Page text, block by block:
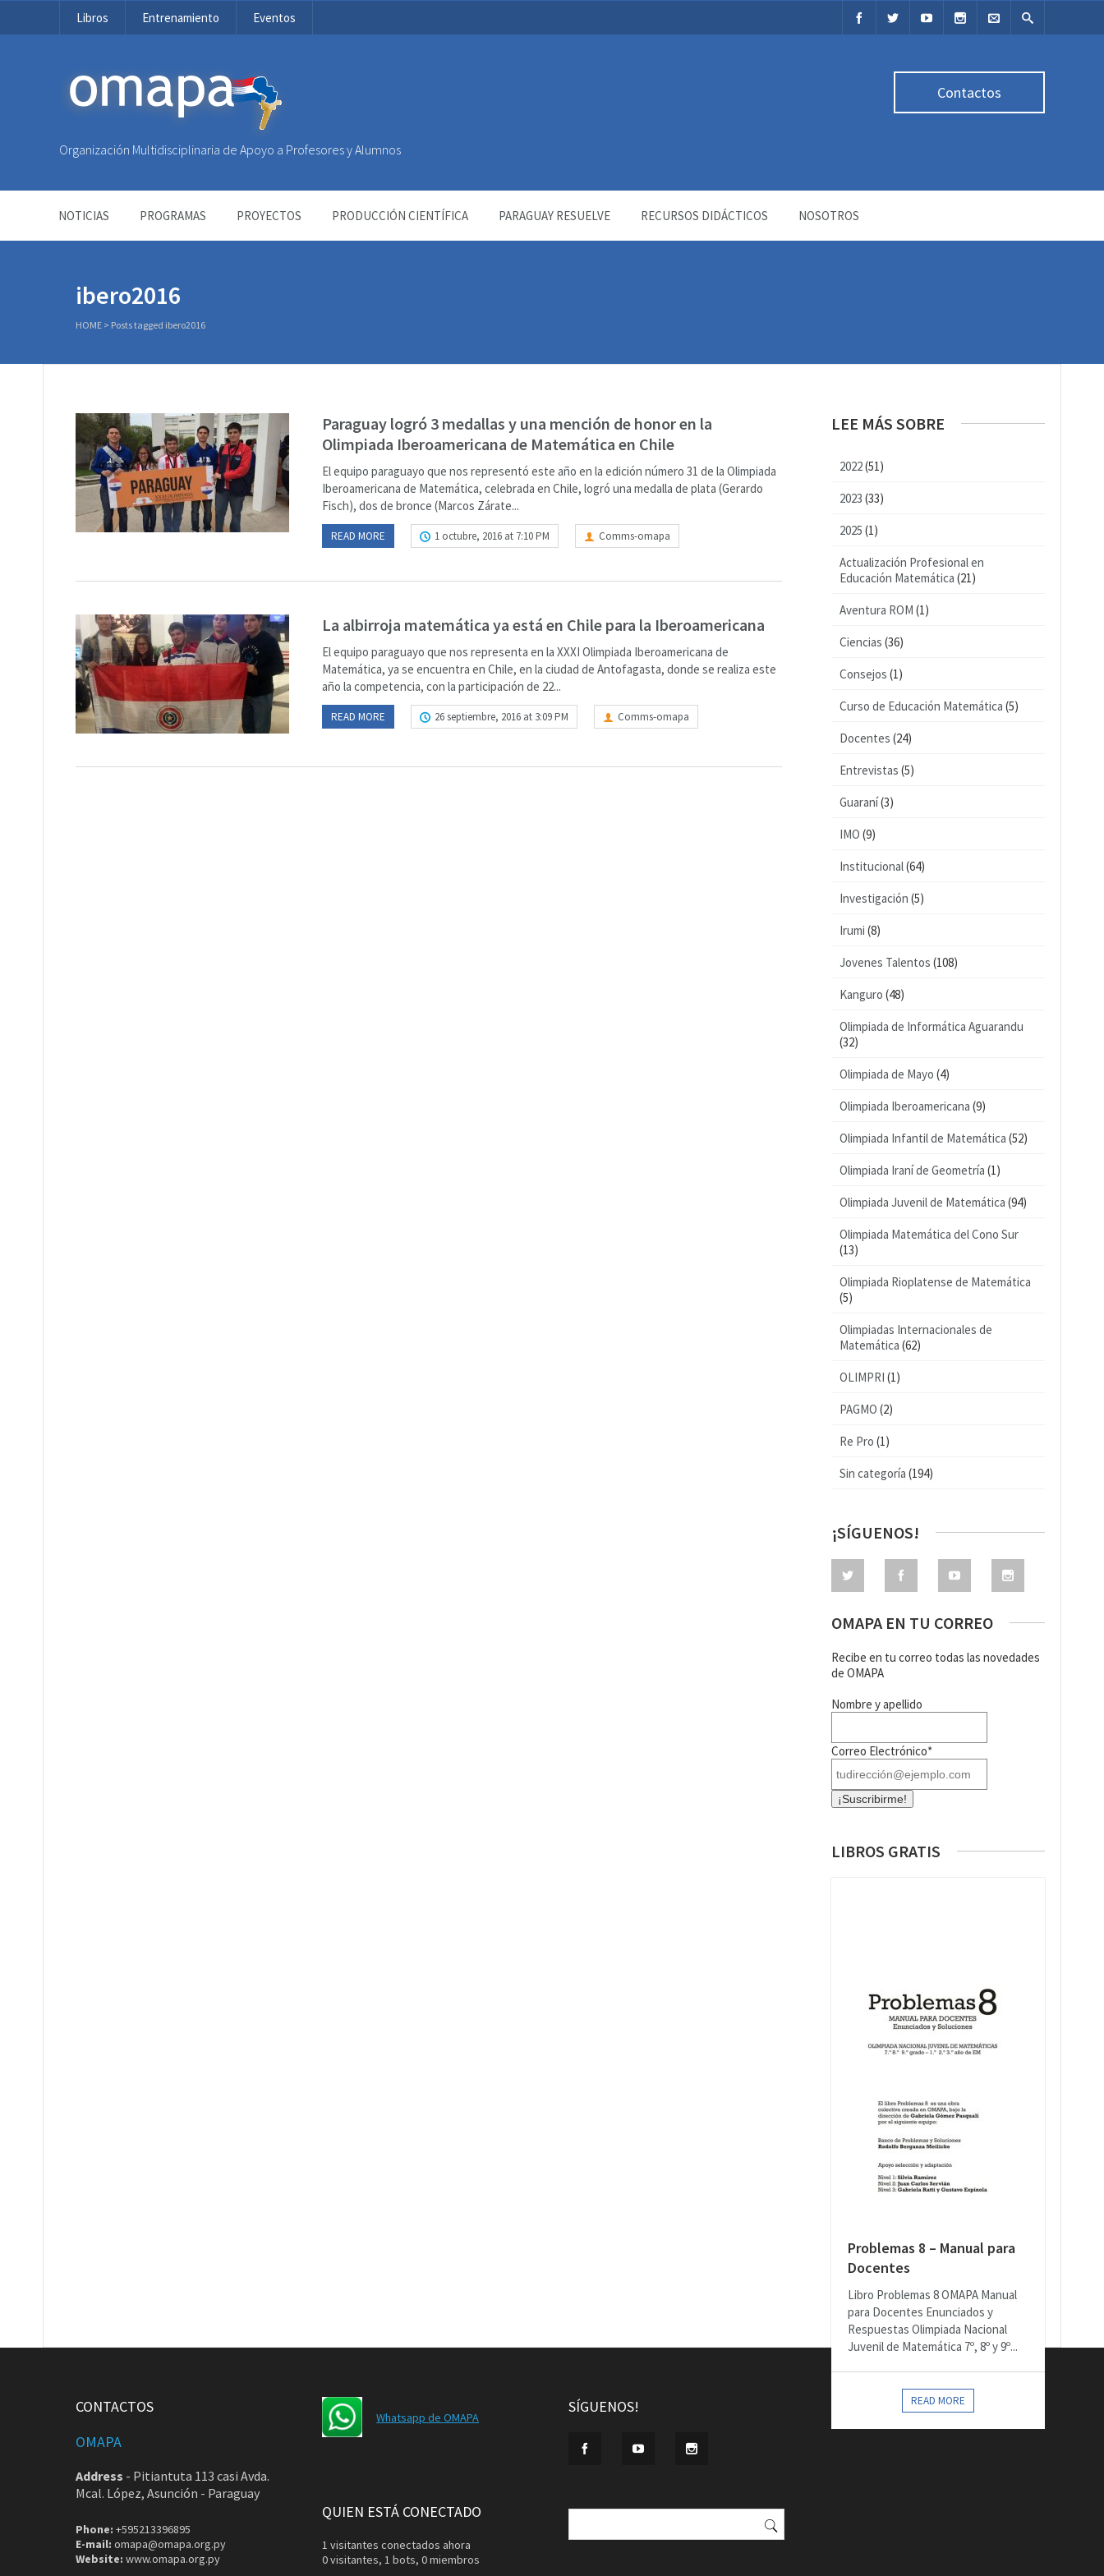
Libros Entrenamiento Eventos
OMAPA
Organización Multidisciplinaria de Apoyo a Profesores y Alumnos
Contactos
NOTICIAS PROGRAMAS PROYECTOS PRODUCCIÓN CIENTÍFICA PARAGUAY RESUELVE RECURSOS DIDÁCTICOS NOSOTROS
ibero2016
HOME > Posts tagged ibero2016
Paraguay logró 3 medallas y una mención de honor en la
Olimpiada Iberoamericana de Matemática en Chile
El equipo paraguayo que nos representó este año en la edición número 31 de la Olimpiada
Iberoamericana de Matemática, celebrada en Chile, logró una medalla de plata (Gerardo
Fisch), dos de bronce (Marcos Zárate...
READ MORE 1 octubre, 2016 at 7:10 PM Comms-omapa
La albirroja matemática ya está en Chile para la Iberoamericana
El equipo paraguayo que nos representa en la XXXI Olimpiada Iberoamericana de
Matemática, ya se encuentra en Chile, en la ciudad de Antofagasta, donde se realiza este
año la competencia, con la participación de 22...
READ MORE 26 septiembre, 2016 at 3:09 PM Comms-omapa
LEE MÁS SOBRE
2022(51)
2023 (33)
2025 (1)
Actualización Profesional en
Educación Matemática (21)
Aventura ROM (1)
Ciencias (36)
Consejos (1)
Curso de Educación Matemática (5)
Docentes (24)
Entrevistas (5)
Guaraní(3)
IMO (9)
Institucional(64)
Investigación (5)
Irumi (8)
Jovenes Talentos (108)
Kanguro (48)
Olimpiada de Informática Aguarandu
(32)
Olimpiada de Mayo (4)
Olimpiada Iberoamericana (9)
Olimpiada Infantil de Matemática (52)
Olimpiada Iraní de Geometría (1)
Olimpiada Juvenil de Matemática (94)
Olimpiada Matemática del Cono Sur
(13)
Olimpiada Rioplatense de Matemática
(5)
Olimpiadas Internacionales de
Matemática (62)
OLIMPRI (1)
PAGMO (2)
Re Pro (1)
Sin categoría (194)
¡SÍGUENOS!
OMAPA EN TU CORREO
Recibe en tu correo todas las novedades
de OMAPA
Nombre y apellido
Correo Electrónico*
LIBROS GRATIS
Problemas 8 – Manual para
Docentes
Libro Problemas 8 OMAPA Manual
para Docentes Enunciados y
Respuestas Olimpiada Nacional
Juvenil de Matemática 7º, 8º y 9º...
READ MORE
CONTACTOS
OMAPA
Address - Pitiantuta 113 casi Avda.
Mcal. López, Asunción - Paraguay
Phone: +595213396895
E-mail: omapa@omapa.org.py
Website: www.omapa.org.py
Whatsapp de OMAPA
SÍGUENOS!
QUIEN ESTÁ CONECTADO
1 visitantes conectados ahora
0 visitantes, 1 bots, 0 miembros
Buscar: